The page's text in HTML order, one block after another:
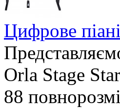
Цифрове
Orla Stage
88